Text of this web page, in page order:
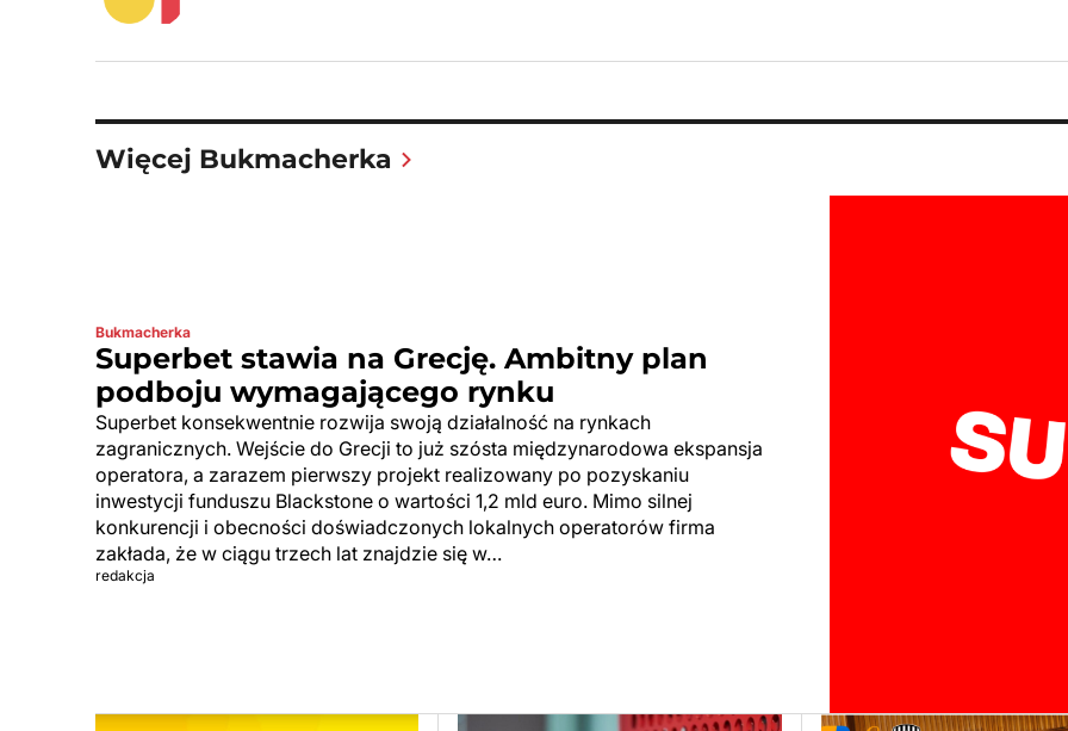
Więcej Bukmacherka
Bukmacherka
Superbet stawia na Grecję. Ambitny plan
podboju wymagającego rynku
Superbet konsekwentnie rozwija swoją działalność na rynkach
zagranicznych. Wejście do Grecji to już szósta międzynarodowa ekspansja
operatora, a zarazem pierwszy projekt realizowany po pozyskaniu
inwestycji funduszu Blackstone o wartości 1,2 mld euro. Mimo silnej
konkurencji i obecności doświadczonych lokalnych operatorów firma
zakłada, że w ciągu trzech lat znajdzie się w…
redakcja